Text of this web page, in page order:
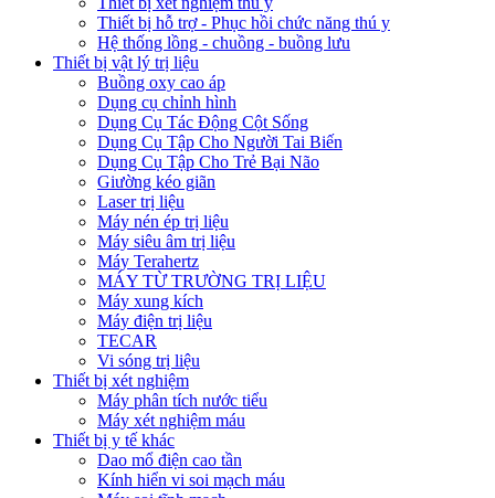
Thiết bị hỗ trợ - Phục hồi chức năng thú y
Hệ thống lồng - chuồng - buồng lưu
Thiết bị vật lý trị liệu
Buồng oxy cao áp
Dụng cụ chỉnh hình
Dụng Cụ Tác Động Cột Sống
Dụng Cụ Tập Cho Người Tai Biến
Dụng Cụ Tập Cho Trẻ Bại Não
Giường kéo giãn
Laser trị liệu
Máy nén ép trị liệu
Máy siêu âm trị liệu
Máy Terahertz
MÁY TỪ TRƯỜNG TRỊ LIỆU
Máy xung kích
Máy điện trị liệu
TECAR
Vi sóng trị liệu
Thiết bị xét nghiệm
Máy phân tích nước tiểu
Máy xét nghiệm máu
Thiết bị y tế khác
Dao mổ điện cao tần
Kính hiển vi soi mạch máu